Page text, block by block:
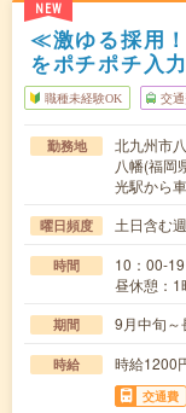
NEW
≪激ゆる採用
をポチポチ入
職種未経験OK 交
勤務地
北九州市
八幡(福岡
光駅から
曜日頻度 土日含む
時間
10：00-
昼休憩：
期間 9月中旬
時給 時給1200
交通費